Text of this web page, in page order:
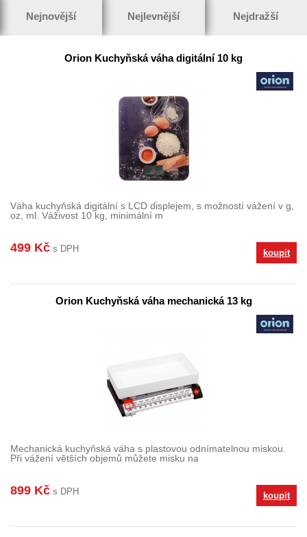
Nejnovější Nejlevnější Nejdražší
Orion Kuchyňská váha digitální 10 kg
Váha kuchyňská digitální s LCD displejem, s možností vážení v g,
oz, ml. Váživost 10 kg, minimální m
499 Kč s DPH koupit
Orion Kuchyňská váha mechanická 13 kg
Mechanická kuchyňská váha s plastovou odnímatelnou miskou.
Při vážení větších objemů můžete misku na
899 Kč s DPH koupit